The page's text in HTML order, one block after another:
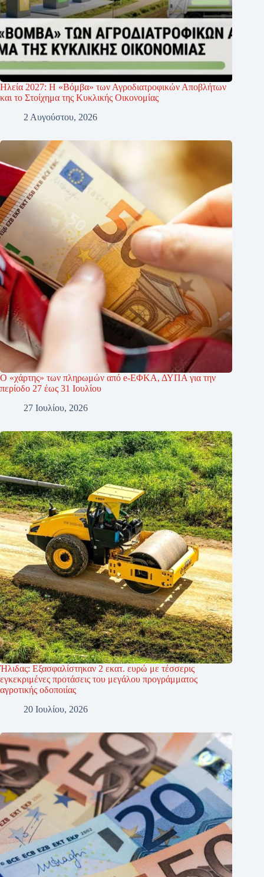
Ηλεία 2027: Η «Βόμβα» των Αγροδιατροφικών Αποβλήτων
και το Στοίχημα της Κυκλικής Οικονομίας
2 Αυγούστου, 2026
Ο «χάρτης» των πληρωμών από e-ΕΦΚΑ, ΔΥΠΑ για την
περίοδο 27 έως 31 Ιουλίου
27 Ιουλίου, 2026
Ήλιδας: Εξασφαλίστηκαν 2 εκατ. ευρώ με τέσσερις
εγκεκριμένες προτάσεις του μεγάλου προγράμματος
αγροτικής οδοποιίας
20 Ιουλίου, 2026